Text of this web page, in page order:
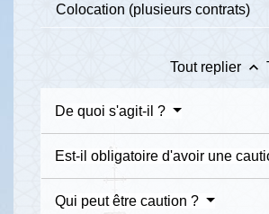
Colocation (plusieurs contrats)
Tout replier keyboard_arrow_up
De quoi s'agit-il ?
Est-il obligatoire d'avoir une
Qui peut être caution ?